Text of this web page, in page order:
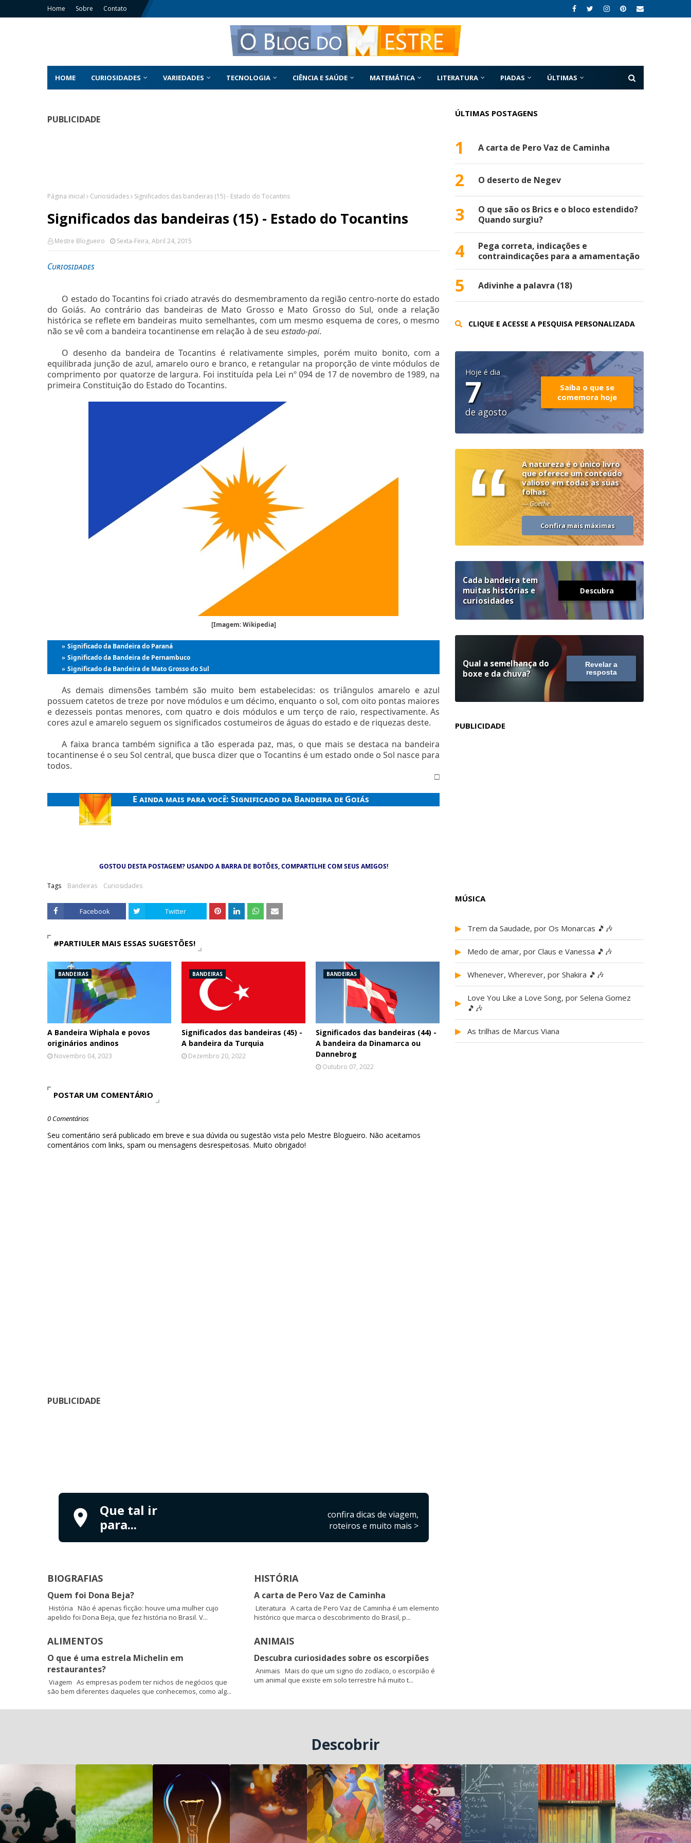
Home Sobre Contato
HOME CURIOSIDADES VARIEDADES TECNOLOGIA CIÊNCIA E SAÚDE MATEMÁTICA LITERATURA PIADAS ÚLTIMAS
PUBLICIDADE
Página inicial Curiosidades Significados das bandeiras (15) - Estado do Tocantins
Significados das bandeiras (15) - Estado do Tocantins
Mestre Blogueiro Sexta-Feira, Abril 24, 2015
Curiosidades
O estado do Tocantins foi criado através do desmembramento da região centro-norte do estado
do Goiás. Ao contrário das bandeiras de Mato Grosso e Mato Grosso do Sul, onde a relação
histórica se reflete em bandeiras muito semelhantes, com um mesmo esquema de cores, o mesmo
não se vê com a bandeira tocantinense em relação à de seu estado-pai.
O desenho da bandeira de Tocantins é relativamente simples, porém muito bonito, com a
equilibrada junção de azul, amarelo ouro e branco, e retangular na proporção de vinte módulos de
comprimento por quatorze de largura. Foi instituída pela Lei nº 094 de 17 de novembro de 1989, na
primeira Constituição do Estado do Tocantins.
[Imagem: Wikipedia]
» Significado da Bandeira do Paraná
» Significado da Bandeira de Pernambuco
» Significado da Bandeira de Mato Grosso do Sul
As demais dimensões também são muito bem estabelecidas: os triângulos amarelo e azul
possuem catetos de treze por nove módulos e um décimo, enquanto o sol, com oito pontas maiores
e dezesseis pontas menores, com quatro e dois módulos e um terço de raio, respectivamente. As
cores azul e amarelo seguem os significados costumeiros de águas do estado e de riquezas deste.
A faixa branca também significa a tão esperada paz, mas, o que mais se destaca na bandeira
tocantinense é o seu Sol central, que busca dizer que o Tocantins é um estado onde o Sol nasce para
todos.
□
E ainda mais para você:Significado da Bandeira de Goiás
GOSTOU DESTA POSTAGEM? USANDO A BARRA DE BOTÕES, COMPARTILHE COM SEUS AMIGOS!
Tags Bandeiras Curiosidades
Facebook Twitter
#PARTIULER MAIS ESSAS SUGESTÕES!
BANDEIRAS
A Bandeira Wiphala e povos
originários andinos
Novembro 04, 2023
BANDEIRAS
Significados das bandeiras (45) -
A bandeira da Turquia
Dezembro 20, 2022
BANDEIRAS
Significados das bandeiras (44) -
A bandeira da Dinamarca ou
Dannebrog
Outubro 07, 2022
POSTAR UM COMENTÁRIO
0 Comentários
Seu comentário será publicado em breve e sua dúvida ou sugestão vista pelo Mestre Blogueiro. Não aceitamos
comentários com links, spam ou mensagens desrespeitosas. Muito obrigado!
PUBLICIDADE
Que tal ir
para...
confira dicas de viagem,
roteiros e muito mais >
BIOGRAFIAS
Quem foi Dona Beja?
História Não é apenas ficção: houve uma mulher cujo
apelido foi Dona Beja, que fez história no Brasil. V...
ALIMENTOS
O que é uma estrela Michelin em
restaurantes?
Viagem As empresas podem ter nichos de negócios que
são bem diferentes daqueles que conhecemos, como alg...
HISTÓRIA
A carta de Pero Vaz de Caminha
Literatura A carta de Pero Vaz de Caminha é um elemento
histórico que marca o descobrimento do Brasil, p...
ANIMAIS
Descubra curiosidades sobre os escorpiões
Animais Mais do que um signo do zodíaco, o escorpião é
um animal que existe em solo terrestre há muito t...
ÚLTIMAS POSTAGENS
1 A carta de Pero Vaz de Caminha
2 O deserto de Negev
3
O que são os Brics e o bloco estendido?
Quando surgiu?
4
Pega correta, indicações e
contraindicações para a amamentação
5 Adivinhe a palavra (18)
CLIQUE E ACESSE A PESQUISA PERSONALIZADA
Hoje é dia
7
de agosto
Saiba o que se
comemora hoje
“
A natureza é o único livro
que oferece um conteúdo
valioso em todas as suas
folhas.
— Goethe
Confira mais máximas
Cada bandeira tem
muitas histórias e
curiosidades
Descubra
Qual a semelhança do
boxe e da chuva?
Revelar a
resposta
PUBLICIDADE
MÚSICA
▶ Trem da Saudade, por Os Monarcas 🎵🎶
▶ Medo de amar, por Claus e Vanessa 🎵🎶
▶ Whenever, Wherever, por Shakira 🎵🎶
▶
Love You Like a Love Song, por Selena Gomez
🎵🎶
▶ As trilhas de Marcus Viana
Descobrir